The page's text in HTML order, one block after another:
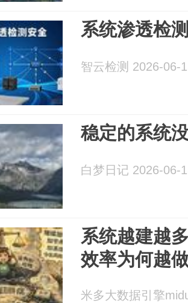
系统渗透检
智云检测 2026-06-
稳定的系统
白梦日记 2026-06-
系统越建越
效率为何越
米多大数据引擎